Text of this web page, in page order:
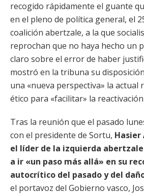
recogido rápidamente el guante
en el pleno de política general, el
coalición abertzale, a la que
reprochan que no haya hecho un
claro sobre el error de haber
mostró en la tribuna su
una «nueva perspectiva» la actual
ético para «facilitar» la
Tras la reunión que el pasado
con el presidente de Sortu, Hasier
el líder de la izquierda
a ir «un paso más allá» en su
autocrítico del pasado y del
el portavoz del Gobierno vasco,